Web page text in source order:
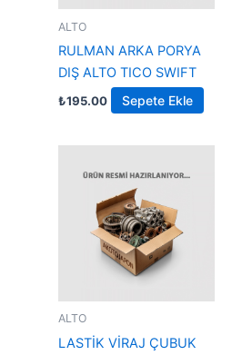
ALTO
RULMAN ARKA PORYA
DIŞ ALTO TICO SWIFT
₺195.00 Sepete Ekle
ALTO
LASTİK VİRAJ ÇUBUK